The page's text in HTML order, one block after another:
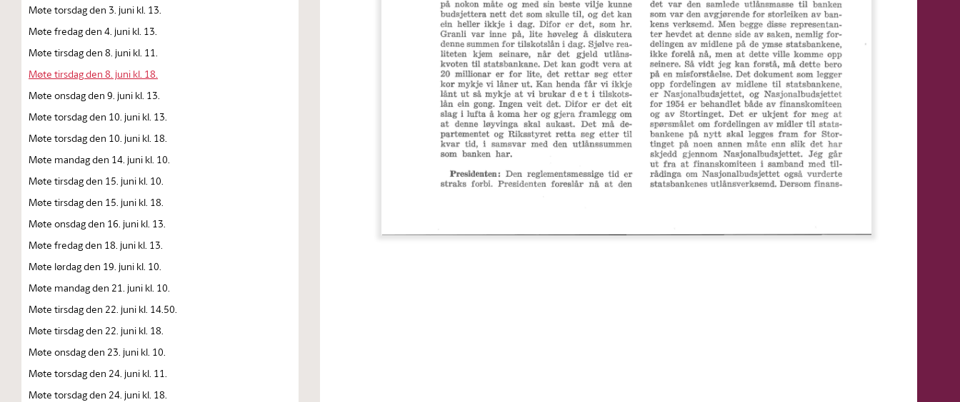
Møte torsdag den 3. juni kl. 13.
Møte fredag den 4. juni kl. 13.
Møte tirsdag den 8. juni kl. 11.
Møte tirsdag den 8. juni kl. 18.
Møte onsdag den 9. juni kl. 13.
Møte torsdag den 10. juni kl. 13.
Møte torsdag den 10. juni kl. 18.
Møte mandag den 14. juni kl. 10.
Møte tirsdag den 15. juni kl. 10.
Møte tirsdag den 15. juni kl. 18.
Møte onsdag den 16. juni kl. 13.
Møte fredag den 18. juni kl. 13.
Møte lørdag den 19. juni kl. 10.
Møte mandag den 21. juni kl. 10.
Møte tirsdag den 22. juni kl. 14.50.
Møte tirsdag den 22. juni kl. 18.
Møte onsdag den 23. juni kl. 10.
Møte torsdag den 24. juni kl. 11.
Møte torsdag den 24. juni kl. 18.